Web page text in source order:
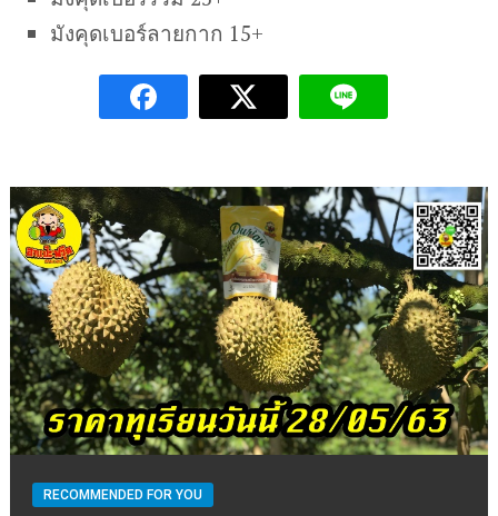
มังคุดเบอร์ลายกาก 15+
RECOMMENDED FOR YOU